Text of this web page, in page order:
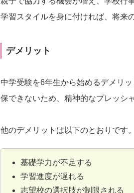
学習スタイルを身に付ければ、将来
デメリット
中学受験を6年生から始めるデメリ
保できないため、精神的なプレッシ
他のデメリットは以下のとおりです。
基礎学力が不足する
学習進度が遅れる
志望校の選択肢が制限される